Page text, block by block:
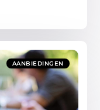
AANBIEDINGEN